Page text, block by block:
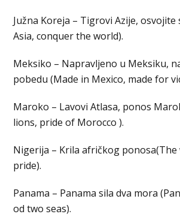
Južna Koreja – Tigrovi Azije,
Asia, conquer the world).
Meksiko – Napravljeno u Meksiku,
pobedu (Made in Mexico, made for
Maroko – Lavovi Atlasa, ponos
lions, pride of Morocco ).
Nigerija – Krila afričkog
pride).
Panama – Panama sila dva mora
od two seas).